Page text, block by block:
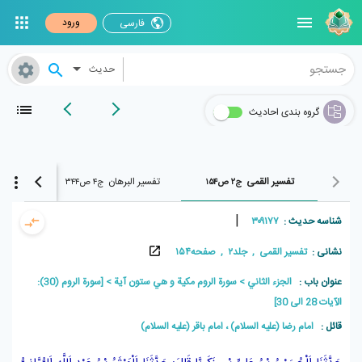
فارسی ورود
حدیث
گروه بندی احادیث
تفسير القمی ج۲ ص۱۵۴ تفسیر البرهان ج۴ ص۳۴۴ بحار
شناسه حدیث : ۳۰۹۱۷۷ |
نشانی :تفسير القمی , جلد۲ , صفحه۱۵۴
عنوان باب : الجزء الثاني سورة الروم مكية و هي ستون آية
[سورة الروم (30):
الآیات 28 الی 30]
قائل : امام رضا (علیه السلام) ، امام باقر (علیه السلام)